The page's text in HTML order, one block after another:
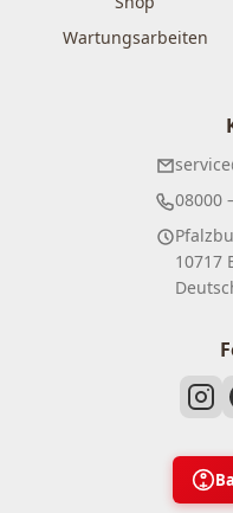
Wartungsarbeiten
08000
10717